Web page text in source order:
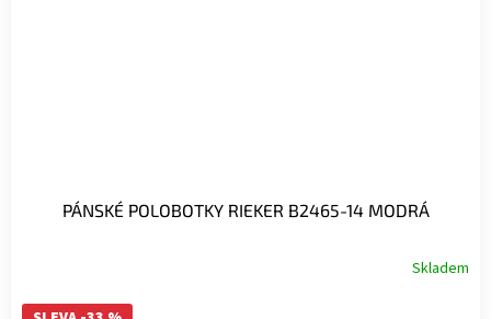
PÁNSKÉ POLOBOTKY RIEKER B2465-14 MODRÁ
Skladem